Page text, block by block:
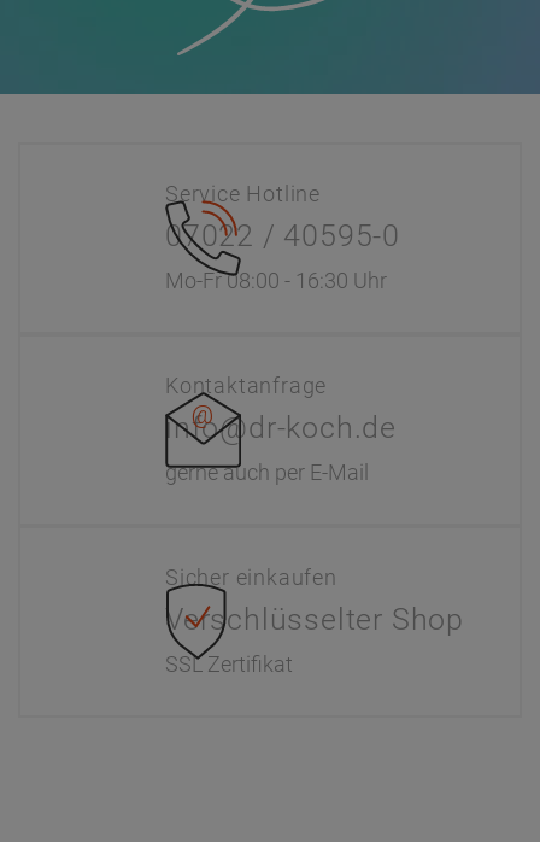
Service Hotline
07022 / 40595-0
Mo-Fr 08:00 - 16:30 Uhr
Kontaktanfrage
info@dr-koch.de
gerne auch per E-Mail
Sicher einkaufen
Verschlüsselter Shop
SSL Zertifikat